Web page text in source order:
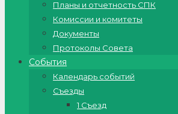
Планы и отчетность СПК
Комиссии и комитеты
Документы
Протоколы Совета
События
Календарь событий
Съезды
1 Съезд